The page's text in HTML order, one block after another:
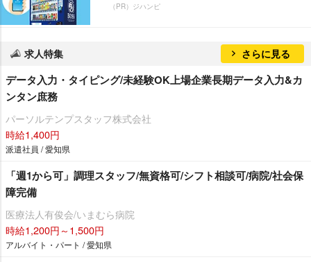
（PR）ジハンピ
求人特集 さらに見る
データ入力・タイピング/未経験OK上場企業長期データ入力&カ
ンタン庶務
パーソルテンプスタッフ株式会社
時給1,400円
派遣社員 / 愛知県
「週1から可」調理スタッフ/無資格可/シフト相談可/病院/社会保
障完備
医療法人有俊会/いまむら病院
時給1,200円～1,500円
アルバイト・パート / 愛知県